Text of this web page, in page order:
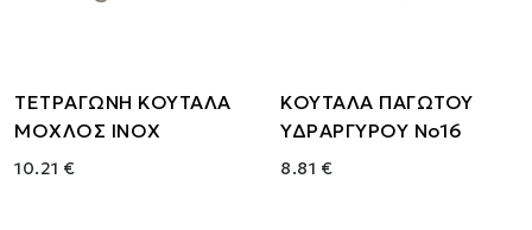
ΤΕΤΡΑΓΩΝΗ ΚΟΥΤΑΛΑ
ΜΟΧΛΟΣ ΙΝΟΧ
10.21 €
ΚΟΥΤΑΛΑ ΠΑΓΩΤΟΥ
ΥΔΡΑΡΓΥΡΟΥ Νο16
8.81 €